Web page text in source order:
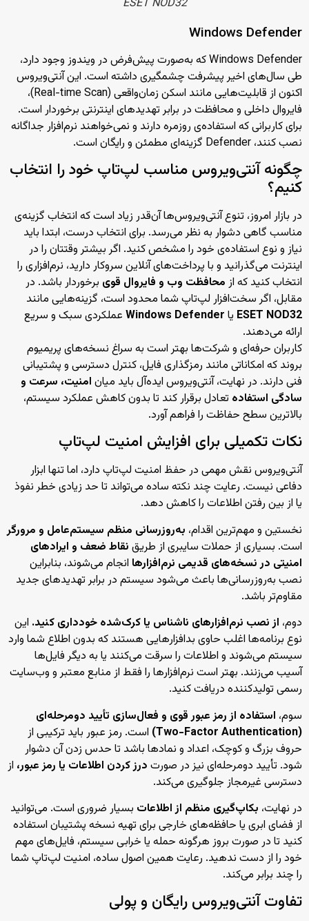
ESET NOD32
Windows Defender
Windows Defender که به‌صورت پیش‌فرض در ویندوز وجود دارد،
طی سال‌های اخیر پیشرفت چشمگیری داشته است. این آنتی‌ویروس
اکنون از قابلیت‌هایی مانند اسکن زمان‌واقعی (Real-time Scan)،
فایروال داخلی و محافظت در برابر تهدیدهای اینترنتی برخوردار است.
برای کاربرانی که استفاده‌ی روزمره دارند و نمی‌خواهند نرم‌افزار جداگانه
نصب کنند، Defender گزینه‌ای مطمئن و رایگان است.
چگونه آنتی‌ویروس مناسب لپ‌تاپ خود را انتخاب
کنیم؟
در بازار امروز، تنوع آنتی‌ویروس‌ها آن‌قدر زیاد است که انتخاب گزینه‌ی
مناسب گاهی دشوار به نظر می‌رسد. برای انتخاب درست، ابتدا باید
نیاز و نوع استفاده‌ی خود را مشخص کنید. اگر بیشتر وقتتان را در
اینترنت می‌گذرانید و با پرداخت‌های آنلاین سروکار دارید، نرم‌افزاری را
انتخاب کنید که از محافظت وب و فایروال قوی برخوردار باشد. در
مقابل، اگر سخت‌افزار لپ‌تاپ شما محدود است، گزینه‌هایی مانند
ESET NOD32 یا Windows Defender عملکردی سبک و سریع
ارائه می‌دهند.
کاربران حرفه‌ای و شرکت‌ها بهتر است به سراغ نسخه‌های پریمیوم
بروند که امکاناتی مانند رمزگذاری فایل، کنترل دسترسی و پشتیبانی
فنی دارند. در نهایت، آنتی‌ویروس ایده‌آل باید میان امنیت، سرعت و
سادگی استفاده تعادل برقرار کند تا بدون کاهش عملکرد سیستم،
بالاترین سطح حفاظت را فراهم آورد.
نکات تکمیلی برای افزایش امنیت لپ‌تاپ
آنتی‌ویروس نقش مهمی در حفظ امنیت لپ‌تاپ دارد، اما تنها ابزار
دفاعی نیست. رعایت چند نکته ساده می‌تواند تا حد زیادی خطر نفوذ
یا از بین رفتن اطلاعات را کاهش دهد.
نخستین و مهم‌ترین اقدام، به‌روزرسانی منظم سیستم‌عامل و مرورگر
است. بسیاری از حملات سایبری از طریق نقاط ضعف و ایرادهای
امنیتی در نسخه‌های قدیمی نرم‌افزارها انجام می‌شوند، بنابراین
نصب به‌روزرسانی‌ها باعث می‌شود سیستم در برابر تهدیدهای جدید
مقاوم‌تر باشد.
دوم، از نصب نرم‌افزارهای ناشناس یا کرک‌شده خودداری کنید. این
نوع برنامه‌ها اغلب حاوی بدافزارهایی هستند که بدون اطلاع شما وارد
سیستم می‌شوند و اطلاعات را سرقت می‌کنند یا به دیگر فایل‌ها
آسیب می‌زنند. بهتر است نرم‌افزارها را فقط از منابع معتبر و وب‌سایت
رسمی تولیدکننده دریافت کنید.
سوم، استفاده از رمز عبور قوی و فعال‌سازی تأیید دومرحله‌ای
(Two-Factor Authentication)
است. رمز عبور باید ترکیبی از
حروف بزرگ و کوچک، اعداد و نمادها باشد تا حدس زدن آن دشوار
شود. تأیید دومرحله‌ای نیز در صورت درز کردن اطلاعات یا رمز عبور، از
دسترسی غیرمجاز جلوگیری می‌کند.
در نهایت، بکاپ‌گیری منظم از اطلاعات بسیار ضروری است. می‌توانید
از فضای ابری یا حافظه‌های خارجی برای تهیه نسخه پشتیبان استفاده
کنید تا در صورت بروز هرگونه حمله یا خرابی سیستم، فایل‌های مهم
خود را از دست ندهید. رعایت همین اصول ساده، امنیت لپ‌تاپ شما
را چند برابر می‌کند.
تفاوت آنتی‌ویروس رایگان و پولی